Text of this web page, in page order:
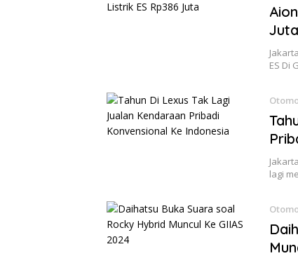
Juta
ES Di
lagi